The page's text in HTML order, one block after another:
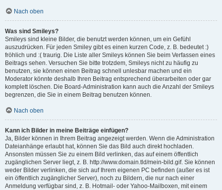
Nach oben
Was sind Smileys?
Smileys sind kleine Bilder, die benutzt werden können, um ein Gefühl
auszudrücken. Für jeden Smiley gibt es einen kurzen Code, z. B. bedeutet :)
fröhlich und :( traurig. Die Liste aller Smileys können Sie beim Verfassen eines
Beitrags sehen. Versuchen Sie bitte trotzdem, Smileys nicht zu häufig zu
benutzen, sie können einen Beitrag schnell unlesbar machen und ein
Moderator könnte deshalb Ihren Beitrag entsprechend überarbeiten oder gar
komplett löschen. Die Board-Administration kann auch die Anzahl der Smileys
begrenzen, die Sie in einem Beitrag benutzen können.
Nach oben
Kann ich Bilder in meine Beiträge einfügen?
Ja, Bilder können in Ihrem Beitrag angezeigt werden. Wenn die Administration
Dateianhänge erlaubt hat, können Sie das Bild auch direkt hochladen.
Ansonsten müssen Sie zu einem Bild verlinken, das auf einem öffentlich
zugänglichen Server liegt, z. B. http://www.domain.tld/mein-bild.gif. Sie können
weder Bilder verlinken, die sich auf Ihrem eigenen PC befinden (außer es ist
ein öffentlich zugänglicher Server), noch zu Bildern, die nur nach einer
Anmeldung verfügbar sind, z. B. Hotmail- oder Yahoo-Mailboxen, mit einem